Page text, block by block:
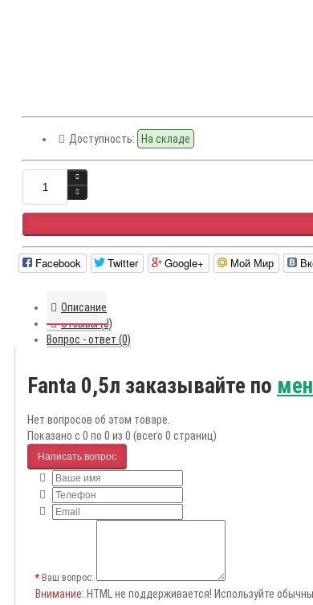
Доступность: На складе
Facebook Twitter Google+ Мой Мир
Описание
Отзывы (0)
Вопрос - ответ (0)
Fanta 0,5л заказывайте по
Нет вопросов об этом товаре.
Показано с 0 по 0 из 0 (всего 0 страниц)
Написать вопрос
Ваш вопрос:
Внимание: HTML не поддерживается! Используйте